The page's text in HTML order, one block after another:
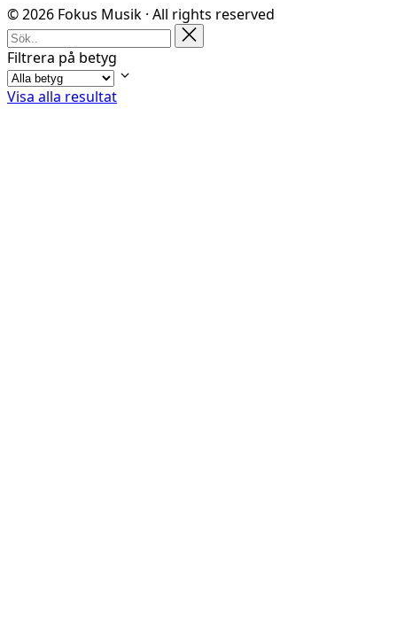
© 2026 Fokus Musik · All rights reserved
Filtrera på betyg
Visa alla resultat